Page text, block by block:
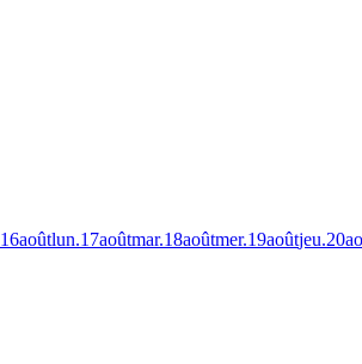
16aoûtlun.17aoûtmar.18aoûtmer.19aoûtjeu.20